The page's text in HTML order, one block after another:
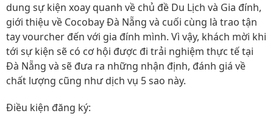
dung sự kiện xoay quanh về chủ đề Du Lịch và Gia đính,
giới thiệu về Cocobay Đà Nẵng và cuối cùng là trao tận
tay vourcher đến với gia đính mình. Vì vậy, khách mời khi
tới sự kiện sẽ có cơ hội được đi trải nghiệm thực tế tại
Đà Nẵng và sẽ đưa ra những nhận định, đánh giá về
chất lượng cũng như dịch vụ 5 sao này.
Điều kiện đăng ký: